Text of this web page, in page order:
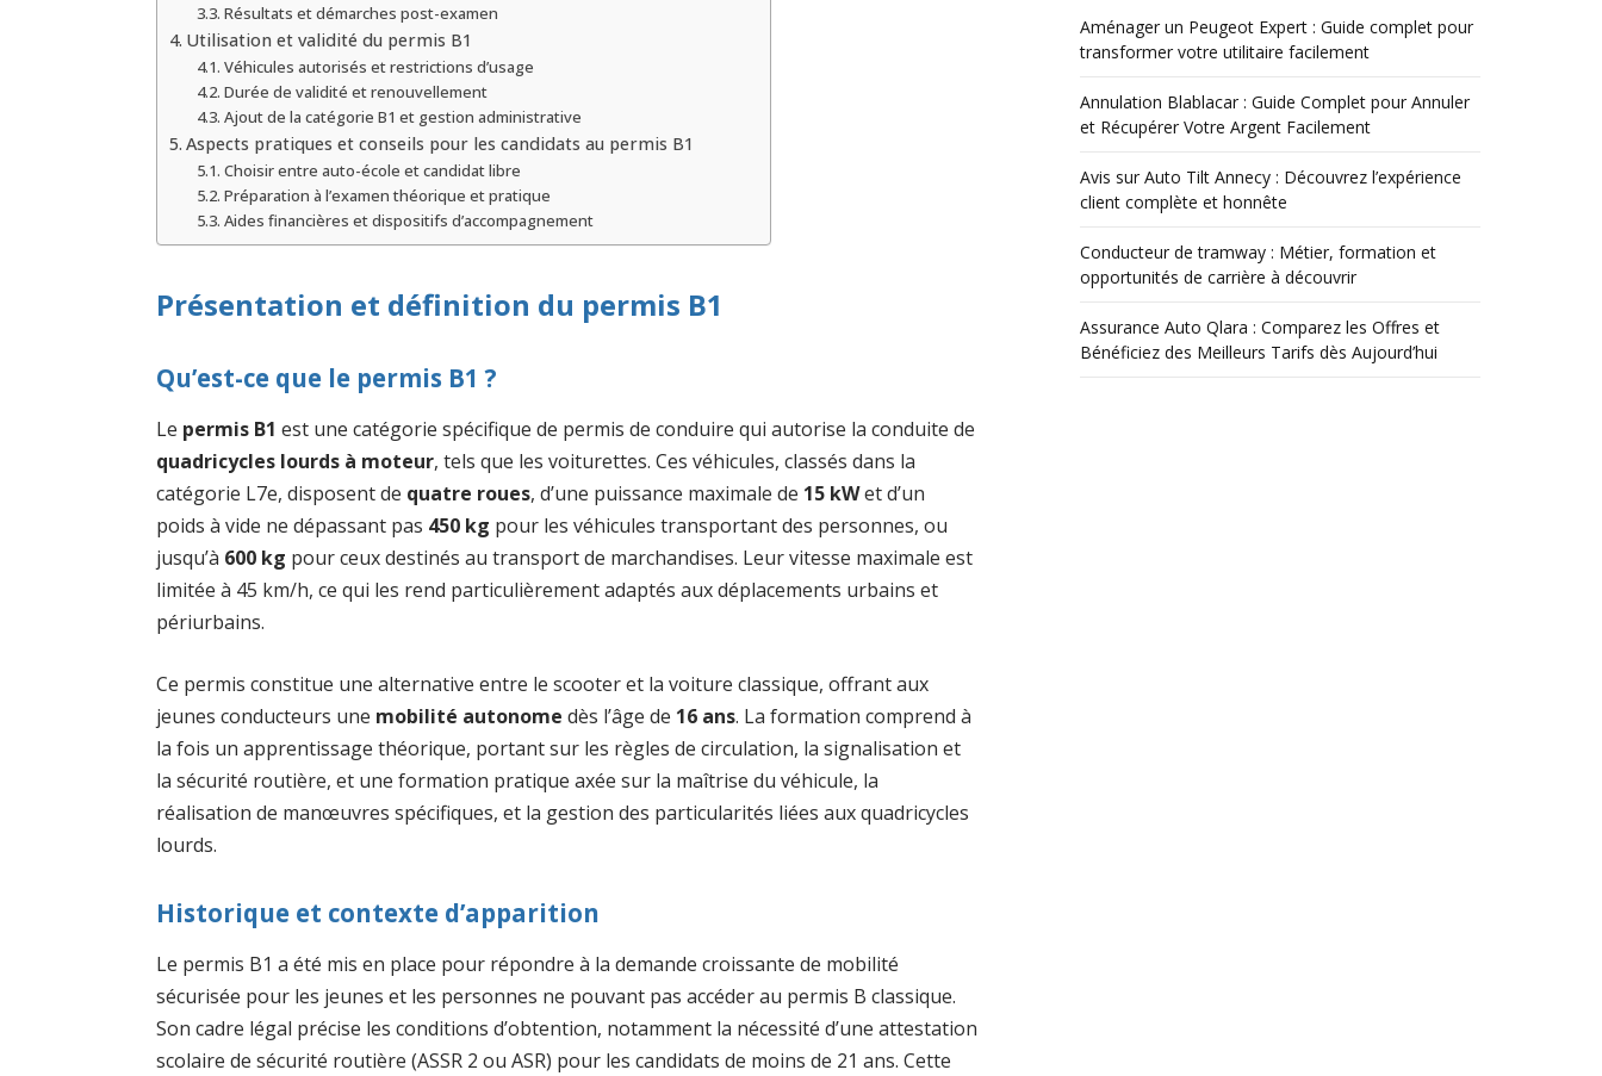
Résultats et démarches post-examen
Utilisation et validité du permis B1
Véhicules autorisés et restrictions d’usage
Durée de validité et renouvellement
Ajout de la catégorie B1 et gestion administrative
Aspects pratiques et conseils pour les candidats au permis B1
Choisir entre auto-école et candidat libre
Préparation à l’examen théorique et pratique
Aides financières et dispositifs d’accompagnement
Présentation et définition du permis B1
Qu’est-ce que le permis B1 ?
Le permis B1 est une catégorie spécifique de permis de conduire qui autorise la conduite de
quadricycles lourds à moteur, tels que les voiturettes. Ces véhicules, classés dans la
catégorie L7e, disposent de quatre roues, d’une puissance maximale de 15 kWet d’un
poids à vide ne dépassant pas 450 kg pour les véhicules transportant des personnes, ou
jusqu’à 600 kg pour ceux destinés au transport de marchandises. Leur vitesse maximale est
limitée à 45 km/h, ce qui les rend particulièrement adaptés aux déplacements urbains et
périurbains.
Ce permis constitue une alternative entre le scooter et la voiture classique, offrant aux
jeunes conducteurs une mobilité autonome dès l’âge de 16 ans. La formation comprend à
la fois un apprentissage théorique, portant sur les règles de circulation, la signalisation et
la sécurité routière, et une formation pratique axée sur la maîtrise du véhicule, la
réalisation de manœuvres spécifiques, et la gestion des particularités liées aux quadricycles
lourds.
Historique et contexte d’apparition
Le permis B1 a été mis en place pour répondre à la demande croissante de mobilité
sécurisée pour les jeunes et les personnes ne pouvant pas accéder au permis B classique.
Son cadre légal précise les conditions d’obtention, notamment la nécessité d’une attestation
scolaire de sécurité routière (ASSR 2 ou ASR) pour les candidats de moins de 21 ans. Cette
Aménager un Peugeot Expert : Guide complet pour
transformer votre utilitaire facilement
Annulation Blablacar : Guide Complet pour Annuler
et Récupérer Votre Argent Facilement
Avis sur Auto Tilt Annecy : Découvrez l’expérience
client complète et honnête
Conducteur de tramway : Métier, formation et
opportunités de carrière à découvrir
Assurance Auto Qlara : Comparez les Offres et
Bénéficiez des Meilleurs Tarifs dès Aujourd’hui